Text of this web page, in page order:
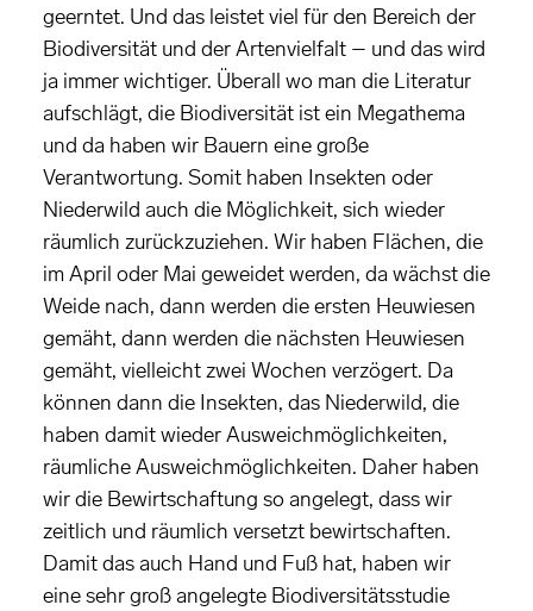
geerntet. Und das leistet viel für den Bereich der
Biodiversität und der Artenvielfalt – und das wird
ja immer wichtiger. Überall wo man die Literatur
aufschlägt, die Biodiversität ist ein Megathema
und da haben wir Bauern eine große
Verantwortung. Somit haben Insekten oder
Niederwild auch die Möglichkeit, sich wieder
räumlich zurückzuziehen. Wir haben Flächen, die
im April oder Mai geweidet werden, da wächst die
Weide nach, dann werden die ersten Heuwiesen
gemäht, dann werden die nächsten Heuwiesen
gemäht, vielleicht zwei Wochen verzögert. Da
können dann die Insekten, das Niederwild, die
haben damit wieder Ausweichmöglichkeiten,
räumliche Ausweichmöglichkeiten. Daher haben
wir die Bewirtschaftung so angelegt, dass wir
zeitlich und räumlich versetzt bewirtschaften.
Damit das auch Hand und Fuß hat, haben wir
eine sehr groß angelegte Biodiversitätsstudie